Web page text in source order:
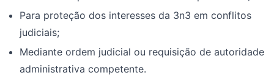
Para proteção dos interesses da 3n3 em conflitos
judiciais;
Mediante ordem judicial ou requisição de autoridade
administrativa competente.